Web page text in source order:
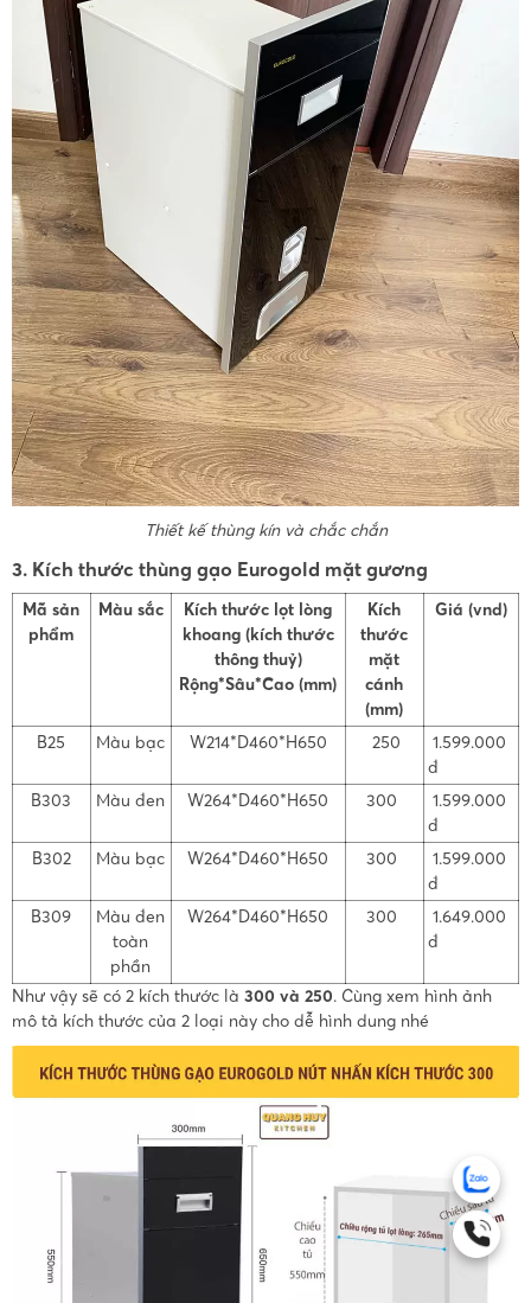
Thiết kế thùng kín và chắc chắn
3. Kích thước thùng gạo Eurogold mặt gương
Mã sản
phẩm
Màu sắc
Kích thước lọt lòng
khoang (kích thước
thông thuỷ)
Rộng*Sâu*Cao (mm)
Kích
thước
mặt
cánh
(mm)
Giá (vnd)
B25 Màu bạc W214*D460*H650 250
1.599.000
đ
B303
Màu đen W264*D460*H650 300
1.599.000
đ
B302
Màu bạc W264*D460*H650 300
1.599.000
đ
B309
Màu đen
toàn
phần
W264*D460*H650 300
1.649.000
đ
Như vậy sẽ có 2 kích thước là 300 và 250. Cùng xem hình ảnh
mô tả kích thước của 2 loại này cho dễ hình dung nhé